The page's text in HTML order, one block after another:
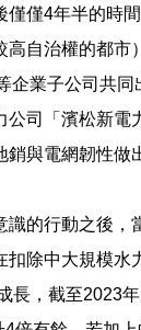
僅僅4年半的時
高自治權的都市
企業子公司共同
公司「濱松新電
銷與電網韌性做
識的行動之後，
扣除中大規模水
長，截至2023